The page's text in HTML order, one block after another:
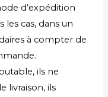
d’expédition
les cas, dans un
à compter de
ils ne
livraison, ils